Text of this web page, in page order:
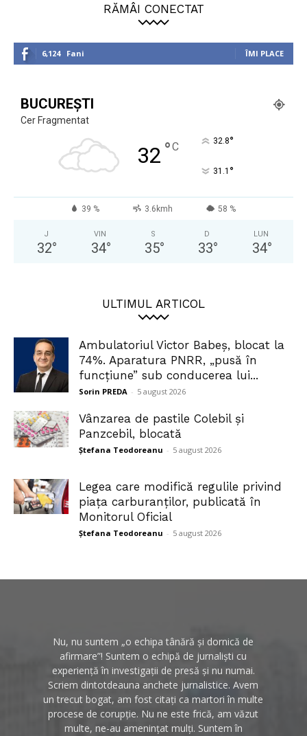
RĂMÂI CONECTAT
6,124 Fani ÎMI PLACE
BUCUREȘTI
Cer Fragmentat
32 °C 32.8°
31.1 °
39 % 3.6kmh 58 %
J
32°
VIN
34°
S
35°
D
33°
LUN
34°
ULTIMUL ARTICOL
Ambulatoriul Victor Babeș, blocat la
74%. Aparatura PNRR, „pusă în
funcțiune” sub conducerea lui...
Sorin PREDA - 5 august 2026
Vânzarea de pastile Colebil și
Panzcebil, blocată
Ștefana Teodoreanu - 5 august 2026
Legea care modifică regulile privind
piața carburanților, publicată în
Monitorul Oficial
Ștefana Teodoreanu - 5 august 2026
Nu, nu suntem „o echipa tânără și dornică de
afirmare”! Suntem o echipă de jurnaliști cu
experiență în investigații de presă și nu numai.
Scriem dintotdeauna anchete jurnalistice. Avem
un trecut bogat, am fost citați ca martori în multe
procese de corupție. Nu ne este frică, am văzut
multe, ne-au amenințat mulți. Suntem în